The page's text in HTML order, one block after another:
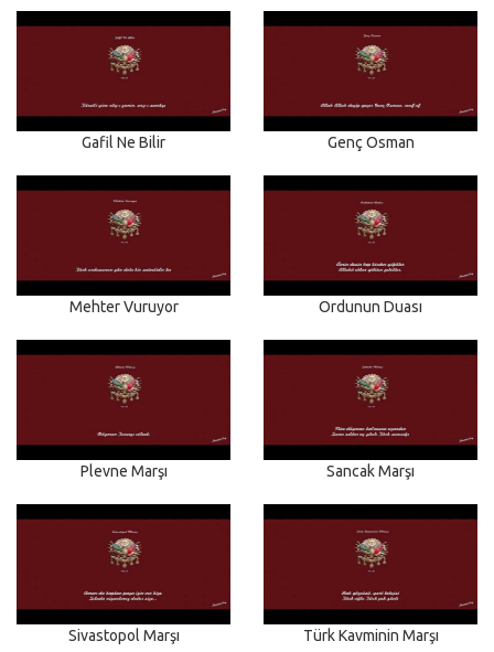
Gafil Ne Bilir Genç Osman
Mehter Vuruyor Ordunun Duası
Plevne Marşı Sancak Marşı
Sivastopol Marşı Türk Kavminin Marşı